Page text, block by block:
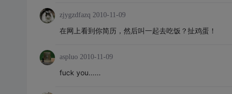
zjygzdfazq 2010-11-09
在网上看到你简历，然后叫一起去吃饭？扯鸡蛋！
aspluo 2010-11-09
fuck you......